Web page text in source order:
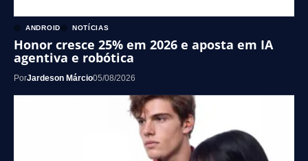
ANDROID NOTÍCIAS
Honor cresce 25% em 2026 e aposta em IA
agentiva e robótica
PorJardeson Márcio05/08/2026